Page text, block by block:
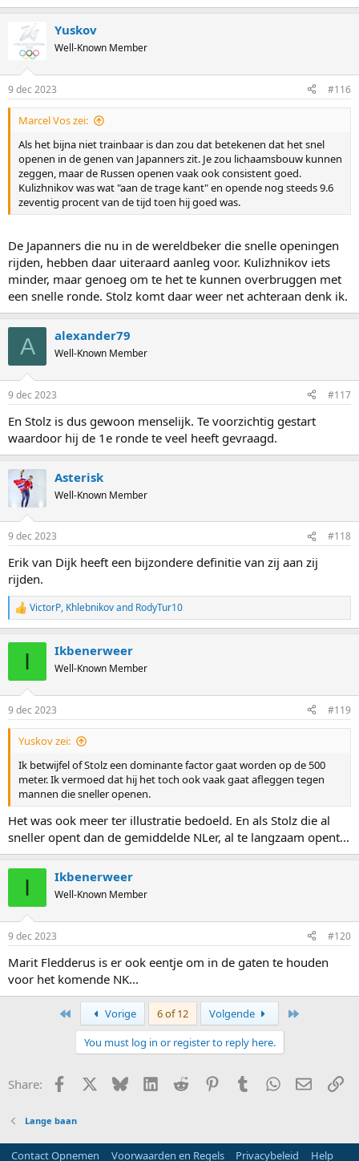
Yuskov
Well-Known Member
9 dec 2023 #116
Marcel Vos zei:
Als het bijna niet trainbaar is dan zou dat betekenen dat het snel
openen in de genen van Japanners zit. Je zou lichaamsbouw kunnen
zeggen, maar de Russen openen vaak ook consistent goed.
Kulizhnikov was wat "aan de trage kant" en opende nog steeds 9.6
zeventig procent van de tijd toen hij goed was.
De Japanners die nu in de wereldbeker die snelle openingen
rijden, hebben daar uiteraard aanleg voor. Kulizhnikov iets
minder, maar genoeg om te het te kunnen overbruggen met
een snelle ronde. Stolz komt daar weer net achteraan denk ik.
A alexander79
Well-Known Member
9 dec 2023 #117
En Stolz is dus gewoon menselijk. Te voorzichtig gestart
waardoor hij de 1e ronde te veel heeft gevraagd.
Asterisk
Well-Known Member
9 dec 2023 #118
Erik van Dijk heeft een bijzondere definitie van zij aan zij
rijden.
R
e
s
:
VictorP, Khlebnikovand RodyTur10
I Ikbenerweer
Well-Known Member
9 dec 2023 #119
Yuskov zei:
Ik betwijfel of Stolz een dominante factor gaat worden op de 500
meter. Ik vermoed dat hij het toch ook vaak gaat afleggen tegen
mannen die sneller openen.
Het was ook meer ter illustratie bedoeld. En als Stolz die al
sneller opent dan de gemiddelde NLer, al te langzaam opent...
I Ikbenerweer
Well-Known Member
9 dec 2023 #120
Marit Fledderus is er ook eentje om in de gaten te houden
voor het komende NK...
Vorige 6 of 12 Volgende
You must log in or register to reply here.
Share: Facebook Bluesky LinkedInReddit PinterestTumblrWhatsApp
E-mail
Lange baan
Contact Opnemen Voorwaarden en Regels Privacybeleid Help